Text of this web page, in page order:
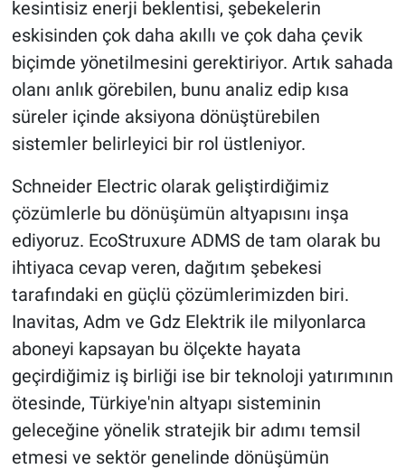
kesintisiz enerji beklentisi, şebekelerin
eskisinden çok daha akıllı ve çok daha çevik
biçimde yönetilmesini gerektiriyor. Artık sahada
olanı anlık görebilen, bunu analiz edip kısa
süreler içinde aksiyona dönüştürebilen
sistemler belirleyici bir rol üstleniyor.
Schneider Electric olarak geliştirdiğimiz
çözümlerle bu dönüşümün altyapısını inşa
ediyoruz. EcoStruxure ADMS de tam olarak bu
ihtiyaca cevap veren, dağıtım şebekesi
tarafındaki en güçlü çözümlerimizden biri.
Inavitas, Adm ve Gdz Elektrik ile milyonlarca
aboneyi kapsayan bu ölçekte hayata
geçirdiğimiz iş birliği ise bir teknoloji yatırımının
ötesinde, Türkiye'nin altyapı sisteminin
geleceğine yönelik stratejik bir adımı temsil
etmesi ve sektör genelinde dönüşümün